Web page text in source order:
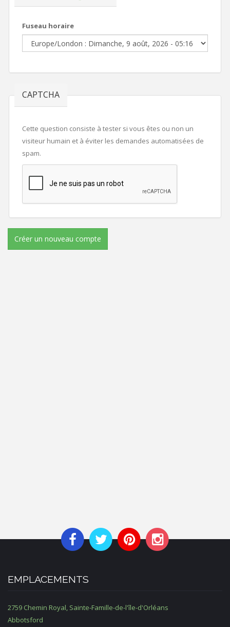
Fuseau horaire
CAPTCHA
Cette question consiste à tester si vous êtes ou non un
visiteur humain et à éviter les demandes automatisées de
spam.
Créer un nouveau compte
EMPLACEMENTS
2759 Chemin Royal, Sainte-Famille-de-l'île-d'Orléans
Abbotsford